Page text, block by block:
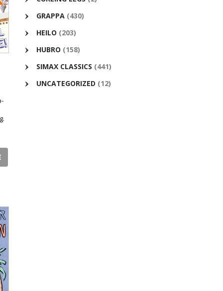
GRAPPA (430)
HEILO (203)
HUBRO (158)
SIMAX CLASSICS (441)
UNCATEGORIZED (12)